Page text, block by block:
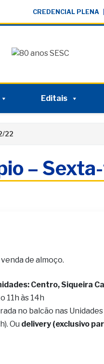
CREDENCIAL PLENA
Editais
22
–
de almoço.
Centro, Siqueira
11h às 14h
no balcão nas Unidades
Ou delivery (exclusivo